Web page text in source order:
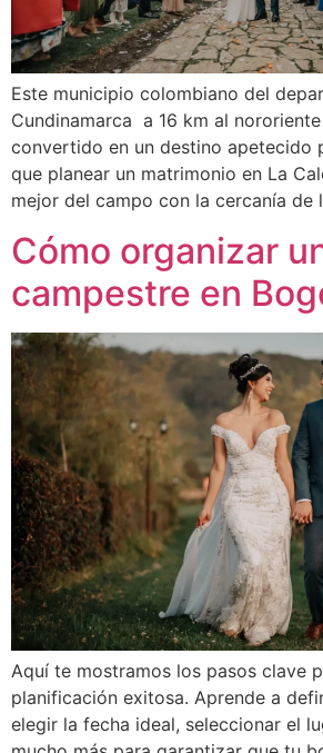
Este municipio colombiano del
Cundinamarca a 16 km al
convertido en un destino apetecido
que planear un matrimonio en La
mejor del campo con la cercanía de
Cómo organizar
campestre en
Aquí te mostramos los pasos clave
planificación exitosa. Aprende a
elegir la fecha ideal, seleccionar el